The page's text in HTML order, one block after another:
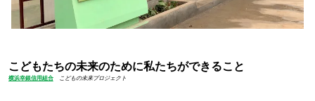
こどもたちの未来のために私たちができること
横浜幸銀信用組合こどもの未来プロジェクト